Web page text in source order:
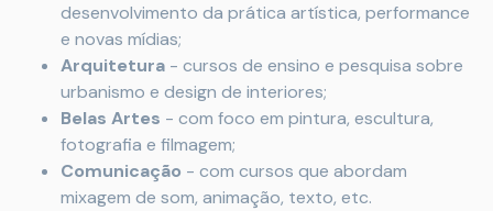
desenvolvimento da prática artística, performance
e novas mídias;
Arquitetura - cursos de ensino e pesquisa sobre
urbanismo e design de interiores;
Belas Artes - com foco em pintura, escultura,
fotografia e filmagem;
Comunicação - com cursos que abordam
mixagem de som, animação, texto, etc.